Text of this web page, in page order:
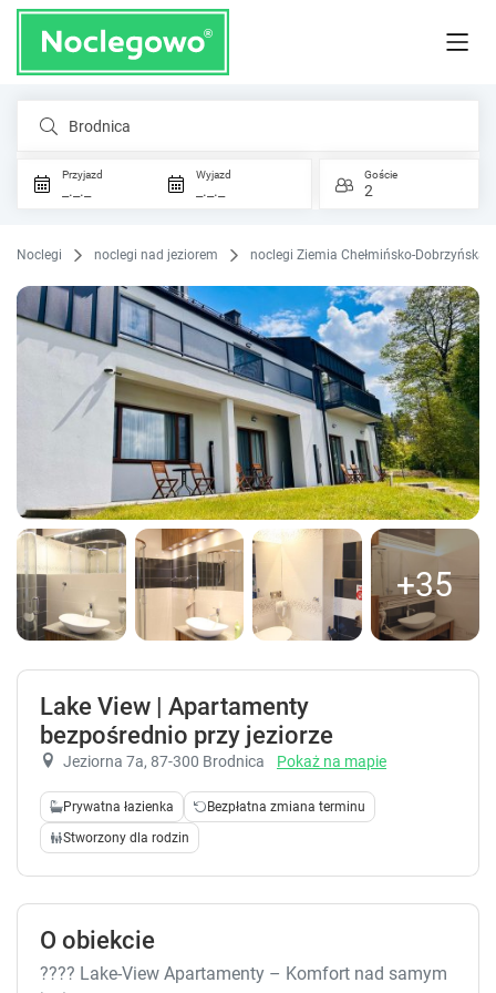
Brodnica
Przyjazd
_._._
Wyjazd
_._._
Goście
2
Noclegi noclegi nad jeziorem noclegi Ziemia Chełmińsko-Dobrzyńska
+35
Lake View | Apartamenty
bezpośrednio przy jeziorze
Jeziorna 7a, 87-300 Brodnica Pokaż na mapie
Prywatna łazienka
Bezpłatna zmiana terminu
Stworzony dla rodzin
O obiekcie
???? Lake-View Apartamenty – Komfort nad samym